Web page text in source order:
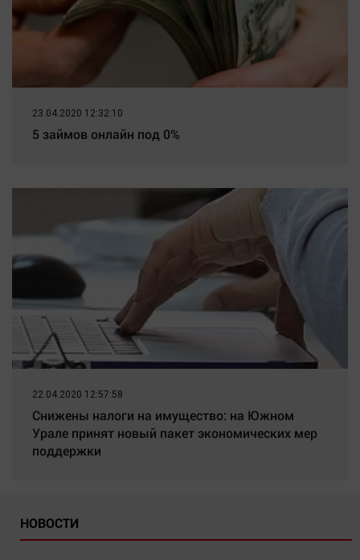
23.04.2020 12:32:10
5 займов онлайн под 0%
22.04.2020 12:57:58
Снижены налоги на имущество: на Южном
Урале принят новый пакет экономических мер
поддержки
НОВОСТИ